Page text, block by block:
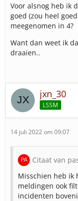
Voor alsnog heb ik
goed (zou heel
meegenomen in 4?
Want dan weet ik
draaien..
jxn_30
LSSM
14 juli 2022 om 09:07
Citaat van
Misschien heb ik
meldingen ook
incidenten